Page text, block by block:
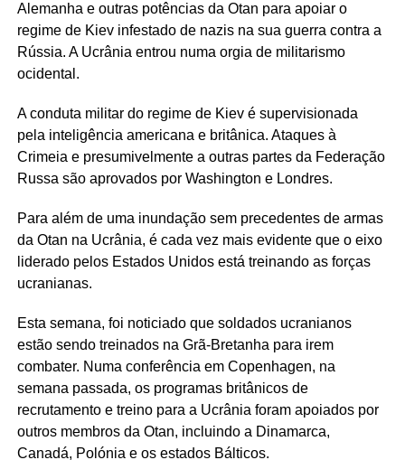
Alemanha e outras potências da Otan para apoiar o
regime de Kiev infestado de nazis na sua guerra contra a
Rússia. A Ucrânia entrou numa orgia de militarismo
ocidental.
A conduta militar do regime de Kiev é supervisionada
pela inteligência americana e britânica. Ataques à
Crimeia e presumivelmente a outras partes da Federação
Russa são aprovados por Washington e Londres.
Para além de uma inundação sem precedentes de armas
da Otan na Ucrânia, é cada vez mais evidente que o eixo
liderado pelos Estados Unidos está treinando as forças
ucranianas.
Esta semana, foi noticiado que soldados ucranianos
estão sendo treinados na Grã-Bretanha para irem
combater. Numa conferência em Copenhagen, na
semana passada, os programas britânicos de
recrutamento e treino para a Ucrânia foram apoiados por
outros membros da Otan, incluindo a Dinamarca,
Canadá, Polónia e os estados Bálticos.